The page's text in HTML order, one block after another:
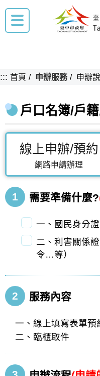
::: 首頁 申辦服務 申辦
戶口名簿/戶
線上申辦/預約
網路申請辦理
1 需要準備什麼?
一、國民身分證
二、利害關係
令…等）
2 服務內容
一、線上填寫表單預
二、臨櫃取件